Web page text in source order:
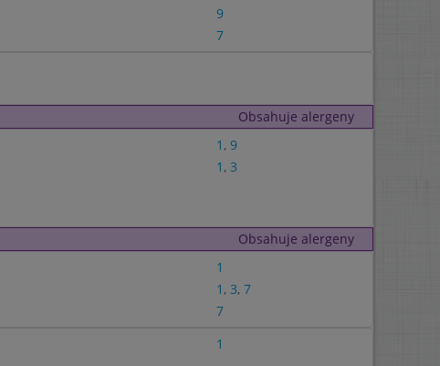
9
7
Obsahuje alergeny
1 , 9
1 , 3
Obsahuje alergeny
1
1 , 3, 7
7
1